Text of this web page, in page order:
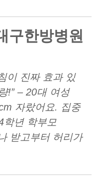
구한방병원
이 진짜 효과 있
!” – 20대 여성
자랐어요. 집중
학년 학부모
받고부터 허리가